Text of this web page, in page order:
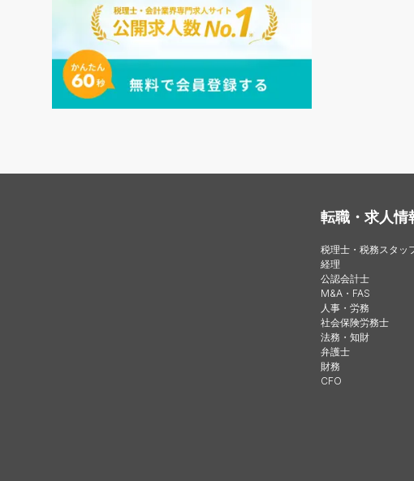
転職・求人情
税理士・税務スタッ
経理
公認会計士
M&A・FAS
人事・労務
社会保険労務士
法務・知財
弁護士
財務
CFO